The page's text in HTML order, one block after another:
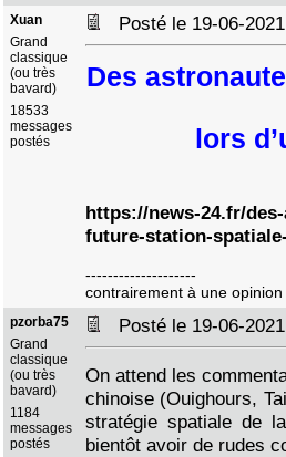
Xuan
Grand
classique
(ou très
bavard)
18533
messages
postés
Posté le 19-06-
Des
lors
https://news-24.fr/
future-station-
--------------------
contrairement à une
pzorba75
Grand
classique
(ou très
bavard)
1184
messages
postés
Posté le 19-06-
On attend les
chinoise (Ouighours,
stratégie spatiale de
bientôt avoir de rudes